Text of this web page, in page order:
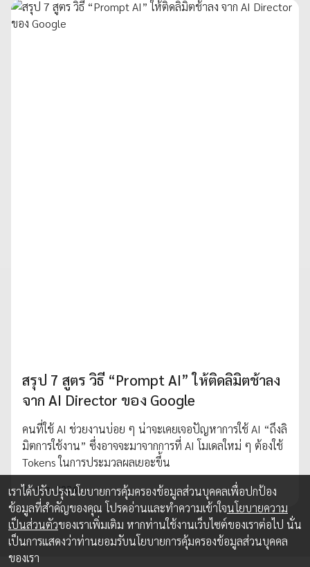
สรุป 7 สูตร วิธี “Prompt AI” ให้ติดลิมิตช้าลง
จาก AI Director ของ Google
คนที่ใช้ AI ช่วยงานบ่อย ๆ น่าจะเคยเจอปัญหาการใช้ AI “ถึงลิ
มิตการใช้งาน” ซึ่งอาจจะมาจากการที่ AI โมเดลใหม่ ๆ ต้องใช้
Tokens ในการประมวลผลเยอะขึ้น
31 พ.ค. 2026
เราได้ปรับปรุงนโยบายการคุ้มครองข้อมูลส่วนบุคคลเพื่อปกป้อง
ข้อมูลที่สำคัญของคุณ โปรดอ่านและทำความเข้าใจนโยบายความ
เป็นส่วนตัวของเราเพิ่มเติม หากท่านใช้งานเว็บไซต์ของเราต่อไป นั่น
เป็นการแสดงว่าท่านยอมรับนโยบายการคุ้มครองข้อมูลส่วนบุคคล
ของเรา